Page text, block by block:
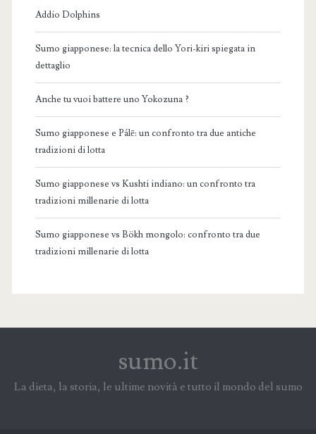
Addio Dolphins
Sumo giapponese: la tecnica dello Yori-kiri spiegata in
dettaglio
Anche tu vuoi battere uno Yokozuna ?
Sumo giapponese e Pálē: un confronto tra due antiche
tradizioni di lotta
Sumo giapponese vs Kushti indiano: un confronto tra
tradizioni millenarie di lotta
Sumo giapponese vs Bökh mongolo: confronto tra due
tradizioni millenarie di lotta
sumo.it
La dieta, la storia, le ultime novità e tutto il mondo del sumo